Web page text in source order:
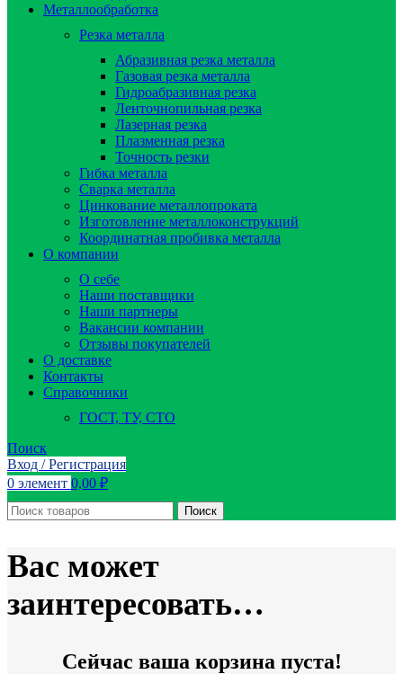
Металлообработка
Резка металла
Абразивная резка металла
Газовая резка металла
Гидроaбразивная резка
Ленточнопильная резка
Лазерная резка
Плазменная резка
Точность резки
Гибка металла
Сварка металла
Цинкование металлопроката
Изготовление металлоконструкций
Координатная пробивка металла
О компании
О себе
Наши поставщики
Наши партнеры
Вакансии компании
Отзывы покупателей
О доставке
Контакты
Справочники
ГОСТ, ТУ, СТО
Поиск
Вход / Регистрация
0 элемент 0,00 ₽
Поиск
Вас может
заинтересовать…
Сейчас ваша корзина пуста!